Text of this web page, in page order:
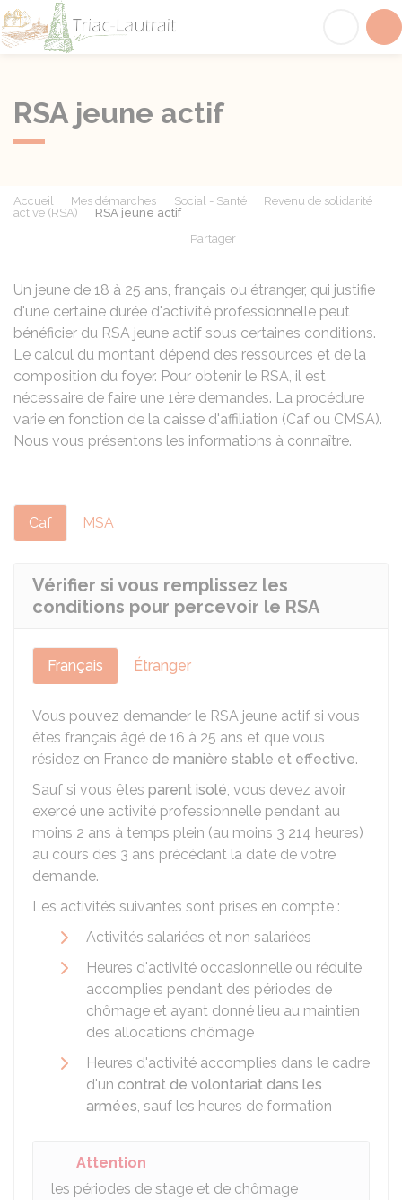
RSA jeune actif
Accueil Mes démarches Social - Santé
Revenu de solidarité
active (RSA)
RSA jeune actif
Partager
Un jeune de 18 à 25 ans, français ou étranger, qui justifie
d'une certaine durée d'activité professionnelle peut
bénéficier du RSA jeune actif sous certaines conditions.
Le calcul du montant dépend des ressources et de la
composition du foyer. Pour obtenir le RSA, il est
nécessaire de faire une 1ère demandes. La procédure
varie en fonction de la caisse d'affiliation (Caf ou CMSA).
Nous vous présentons les informations à connaître.
Caf MSA
Vérifier si vous remplissez les
conditions pour percevoir le RSA
Français Étranger
Vous pouvez demander le RSA jeune actif si vous
êtes français âgé de 16 à 25 ans et que vous
résidez en France de manière stable et effective.
Sauf si vous êtes parent isolé, vous devez avoir
exercé une activité professionnelle pendant au
moins 2 ans à temps plein (au moins 3 214 heures)
au cours des 3 ans précédant la date de votre
demande.
Les activités suivantes sont prises en compte :
Activités salariées et non salariées
Heures d'activité occasionnelle ou réduite
accomplies pendant des périodes de
chômage et ayant donné lieu au maintien
des allocations chômage
Heures d'activité accomplies dans le cadre
d'un contrat de volontariat dans les
armées, sauf les heures de formation
Attention
les périodes de stage et de chômage